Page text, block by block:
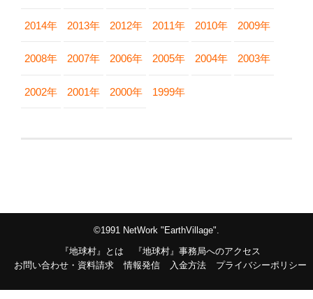
2014年 2013年 2012年 2011年 2010年 2009年
2008年 2007年 2006年 2005年 2004年 2003年
2002年 2001年 2000年 1999年
©1991 NetWork "EarthVillage".
『地球村』とは
『地球村』事務局へのアクセス
お問い合わせ・資料請求
情報発信 入金方法 プライバシーポリシー